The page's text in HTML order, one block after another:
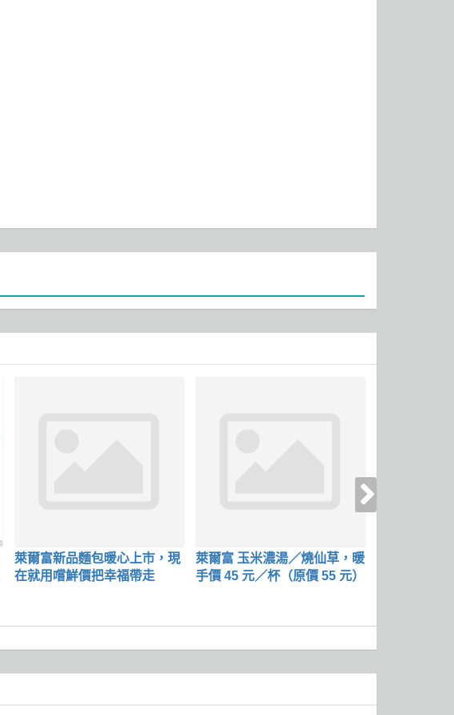
萊爾富新品麵包暖心上市，現
在就用嚐鮮價把幸福帶走
萊爾富 玉米濃湯／燒仙草，暖
手價 45 元／杯（原價 55 元）